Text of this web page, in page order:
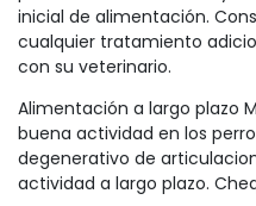
inicial de alimentación.
cualquier tratamiento
con su veterinario.
Alimentación a largo plazo
buena actividad en los
degenerativo de
actividad a largo plazo.